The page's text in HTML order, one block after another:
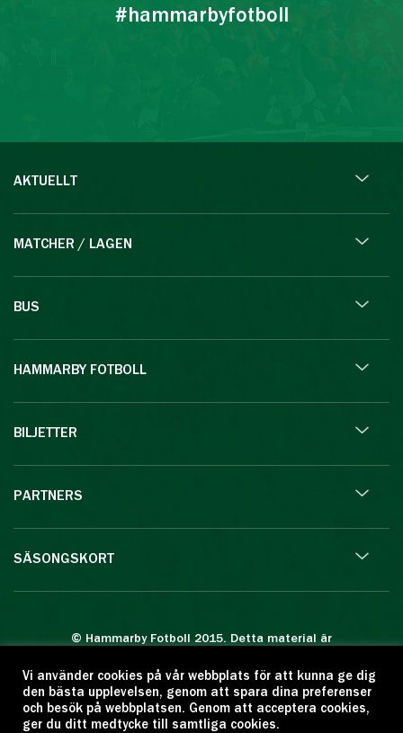
#hammarbyfotboll
AKTUELLT
MATCHER / LAGEN
BUS
HAMMARBY FOTBOLL
BILJETTER
PARTNERS
SÄSONGSKORT
© Hammarby Fotboll 2015. Detta material är
Eftertryck eller annan kopiering är förbjuden.
Citera oss gärna men ange källan:
www.hammarbyfotboll.se. Ansvarig utgivare:
Vi använder cookies på vår webbplats för att kunna ge dig
den bästa upplevelsen, genom att spara dina preferenser
och besök på webbplatsen. Genom att acceptera cookies,
ger du ditt medtycke till samtliga cookies.